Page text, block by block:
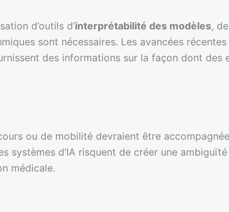
d’outils d’interprétabilité des modèles,
sont nécessaires. Les avancées
des informations sur la façon dont des
ou de mobilité devraient être
systèmes d’IA risquent de créer une
médicale.